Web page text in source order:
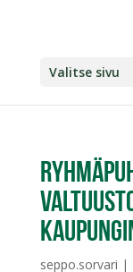
Valitse sivu
seppo.sorvari |